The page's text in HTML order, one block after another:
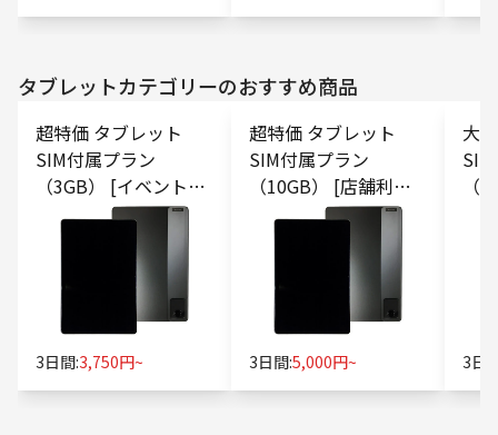
タブレットカテゴリーのおすすめ商品
超特価 タブレット
SIM付属プラン
（3GB） [イベント・
展示会向け]
3日間:3,750円~
超特価 タブレット
SIM付属プラン
（10GB） [店舗利
用・POSレジ向け]
3日間:5,000円~
大
（
3日